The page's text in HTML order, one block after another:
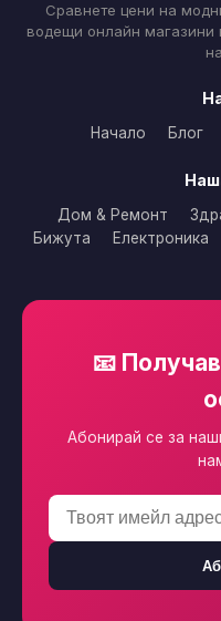
Сравнете цени на
водещи онлайн магазини
Начало Блог
Дом & Ремонт
Бижута
Електроника
📧
Абонирай се за